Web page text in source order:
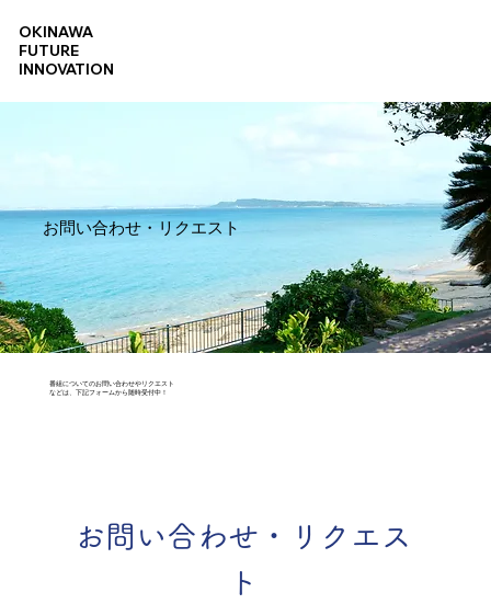
OKINAWA
FUTURE
INNOVATION
お問い合わせ・リクエスト
お問い合わせ・リクエス
ト
番組についてのお問い合わせやリクエスト
などは、下記フォームから随時受付中！